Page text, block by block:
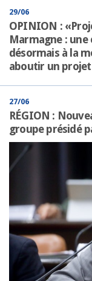
29/06
OPINION :
Marmagne : une
désormais à la
aboutir un
27/06
RÉGION :
groupe présidé